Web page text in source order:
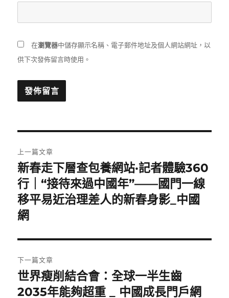
在瀏覽器中儲存顯示名稱、電子郵件地址及個人網站網址，以
供下次發佈留言時使用。
章
導
覽
上一篇文章
上
一
篇
文
章:
新春走下層查包養網站·記者體驗360
行｜“接待來過中國年”——國門一線
移平易近治理差人的新春身影_中國
網
下一篇文章
下
一
世界瘦削結合會：全球一半生齒
2035年能夠超重 _ 中國成長門戶網